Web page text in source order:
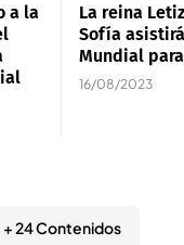
a la
La reina
Sofía
Mundial
16/08/2023
+ 24 Contenidos